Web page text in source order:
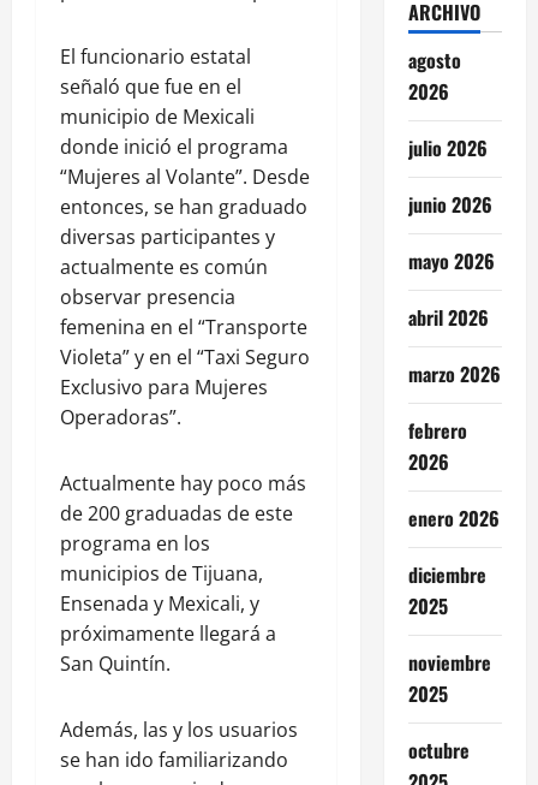
El funcionario estatal
señaló que fue en el
municipio de Mexicali
donde inició el programa
“Mujeres al Volante”. Desde
entonces, se han graduado
diversas participantes y
actualmente es común
observar presencia
femenina en el “Transporte
Violeta” y en el “Taxi Seguro
Exclusivo para Mujeres
Operadoras”.
Actualmente hay poco más
de 200 graduadas de este
programa en los
municipios de Tijuana,
Ensenada y Mexicali, y
próximamente llegará a
San Quintín.
Además, las y los usuarios
se han ido familiarizando
ARCHIVO
agosto
2026
julio 2026
junio 2026
mayo 2026
abril 2026
marzo 2026
febrero
2026
enero 2026
diciembre
2025
noviembre
2025
octubre